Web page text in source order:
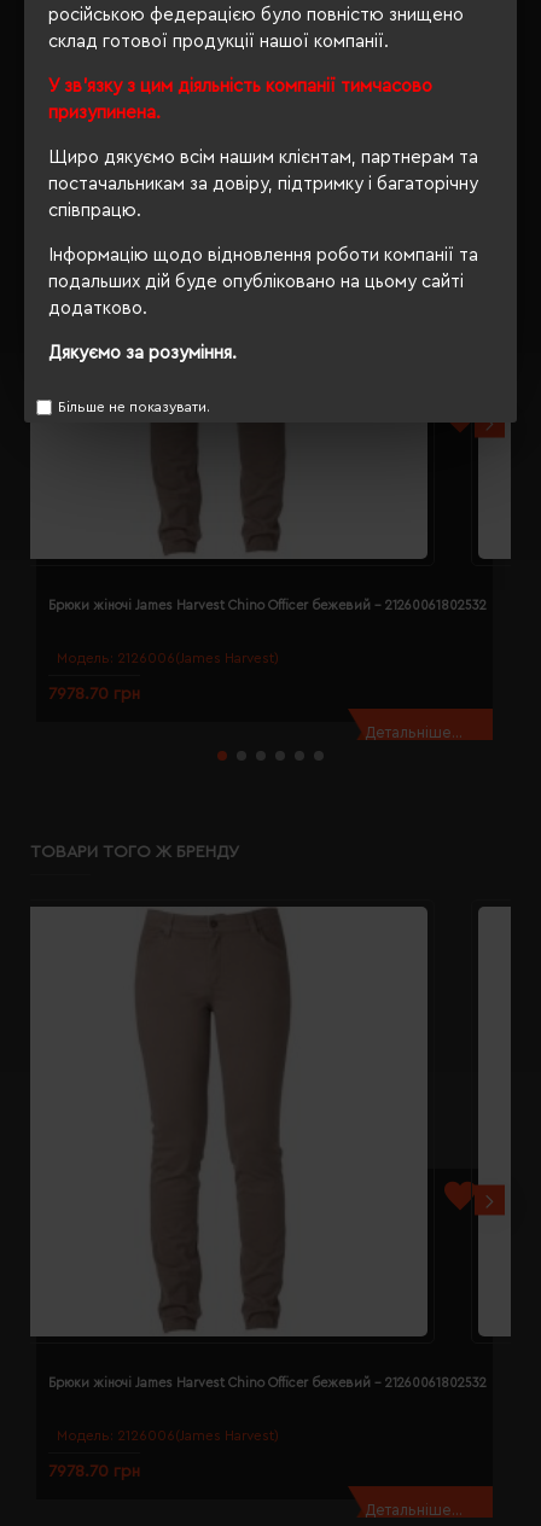
російською федерацією було повністю знищено
склад готової продукції нашої компанії.
У зв'язку з цим діяльність компанії тимчасово
призупинена.
Щиро дякуємо всім нашим клієнтам, партнерам та
постачальникам за довіру, підтримку і багаторічну
співпрацю.
Інформацію щодо відновлення роботи компанії та
подальших дій буде опубліковано на цьому сайті
додатково.
Дякуємо за розуміння.
Більше не показувати.
РЕКОМЕНДУЄМО
Модель: 2126006(James Harvest)
Брюки жіночі James Harvest Chino Officer бежевий - 21260061802532
7978.70 грн
Детальніше...
ТОВАРИ ТОГО Ж БРЕНДУ
Модель: 2126006(James Harvest)
Брюки жіночі James Harvest Chino Officer бежевий - 21260061802532
7978.70 грн
Детальніше...